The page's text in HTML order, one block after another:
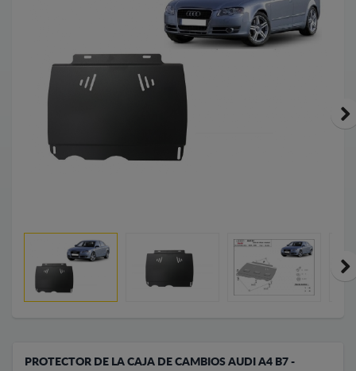
PROTECTOR DE LA CAJA DE CAMBIOS AUDI A4 B7 -